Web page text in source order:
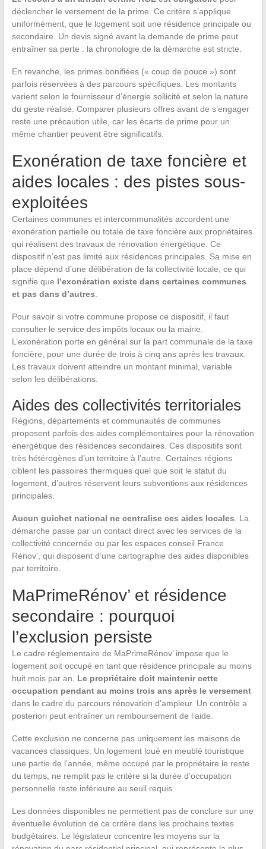
déclencher le versement de la prime. Ce critère s’applique
uniformément, que le logement soit une résidence principale ou
secondaire. Un devis signé avant la demande de prime peut
entraîner sa perte : la chronologie de la démarche est stricte.
En revanche, les primes bonifiées (« coup de pouce ») sont
parfois réservées à des parcours spécifiques. Les montants
varient selon le fournisseur d’énergie sollicité et selon la nature
du geste réalisé. Comparer plusieurs offres avant de s’engager
reste une précaution utile, car les écarts de prime pour un
même chantier peuvent être significatifs.
Exonération de taxe foncière et
aides locales : des pistes sous-
exploitées
Certaines communes et intercommunalités accordent une
exonération partielle ou totale de taxe foncière aux propriétaires
qui réalisent des travaux de rénovation énergétique. Ce
dispositif n’est pas limité aux résidences principales. Sa mise en
place dépend d’une délibération de la collectivité locale, ce qui
signifie que l’exonération existe dans certaines communes
et pas dans d’autres
Pour savoir si votre commune propose ce dispositif, il faut
consulter le service des impôts locaux ou la mairie.
L’exonération porte en général sur la part communale de la taxe
foncière, pour une durée de trois à cinq ans après les travaux.
Les travaux doivent atteindre un montant minimal, variable
selon les délibérations.
Aides des collectivités territoriales
Régions, départements et communautés de communes
proposent parfois des aides complémentaires pour la rénovation
énergétique des résidences secondaires. Ces dispositifs sont
très hétérogènes d’un territoire à l’autre. Certaines régions
ciblent les passoires thermiques quel que soit le statut du
logement, d’autres réservent leurs subventions aux résidences
principales.
Aucun guichet national ne centralise ces aides locales . La
démarche passe par un contact direct avec les services de la
collectivité concernée ou par les espaces conseil France
Rénov’, qui disposent d’une cartographie des aides disponibles
par territoire.
MaPrimeRénov’ et résidence
secondaire : pourquoi
l’exclusion persiste
Le cadre réglementaire de MaPrimeRénov’ impose que le
logement soit occupé en tant que résidence principale au moins
huit mois par an. Le propriétaire doit maintenir cette
occupation pendant au moins trois ans après le versement
dans le cadre du parcours rénovation d’ampleur. Un contrôle a
posteriori peut entraîner un remboursement de l’aide.
Cette exclusion ne concerne pas uniquement les maisons de
vacances classiques. Un logement loué en meublé touristique
une partie de l’année, même occupé par le propriétaire le reste
du temps, ne remplit pas le critère si la durée d’occupation
personnelle reste inférieure au seuil requis.
Les données disponibles ne permettent pas de conclure sur une
éventuelle évolution de ce critère dans les prochains textes
budgétaires. Le législateur concentre les moyens sur la